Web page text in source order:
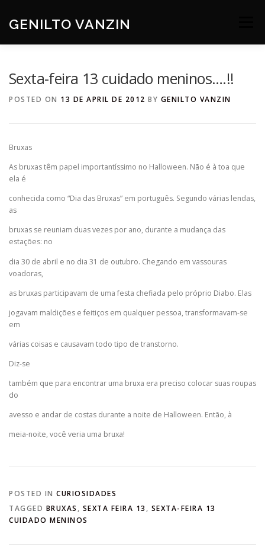
content
GENILTO VANZIN
Sexta-feira 13 cuidado meninos….!!
POSTED ON 13 DE APRIL DE 2012 BY GENILTO VANZIN
Bruxas
As bruxas têm papel importantíssimo no Halloween. Não é à toa que
ela é
conhecida como “Dia das Bruxas” em português. Segundo várias lendas,
as
bruxas se reuniam duas vezes por ano, durante a mudança das
estações: no
dia 30 de abril e no dia 31 de outubro. Chegando em vassouras
voadoras,
as bruxas participavam de uma festa chefiada pelo próprio Diabo. Elas
jogavam maldições e feitiços em qualquer pessoa, transformavam-se
em
várias coisas e causavam todo tipo de transtorno.
Diz-se
também que para encontrar uma bruxa era preciso colocar suas roupas
do
avesso e andar de costas durante a noite de Halloween. Então, à
meia-noite, você veria uma bruxa!
POSTED IN CURIOSIDADES
TAGGED BRUXAS , SEXTA FEIRA 13 , SEXTA-FEIRA 13
CUIDADO MENINOS